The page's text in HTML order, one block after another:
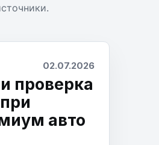
02.07.2026
проверка
авто